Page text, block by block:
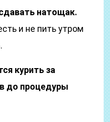
натощак.
и не пить утром
курить за
до процедуры